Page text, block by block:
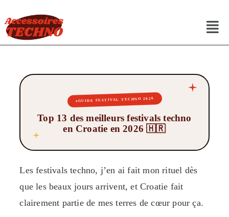
GUIDE FESTIVAL TECHNO 2026
Top 13 des meilleurs festivals techno
en Croatie en 2026 🇭🇷
Les festivals techno, j’en ai fait mon rituel dès
que les beaux jours arrivent, et Croatie fait
clairement partie de mes terres de cœur pour ça.